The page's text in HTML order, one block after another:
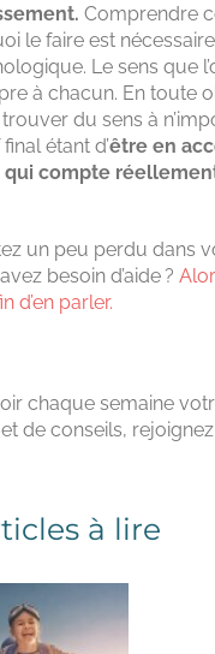
Comprendre
le faire est
Le sens que
à chacun. En toute
du sens à
étant d’être en
qui compte
un peu perdu dans
besoin d’aide ?
d’en parler.
chaque semaine
de conseils,
à lire